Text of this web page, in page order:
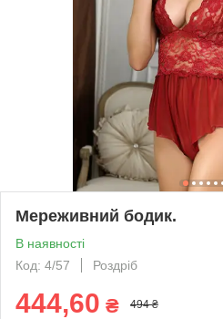
Мереживний бодик.
В наявності
Код: 4/57
Роздріб
444,60 ₴ 494 ₴